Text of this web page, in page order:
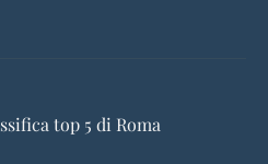
top 5 di Roma